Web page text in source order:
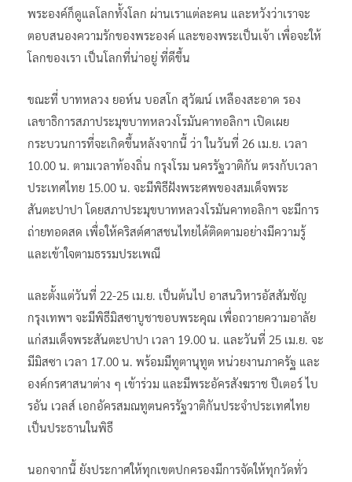
พระองค์ก็ดูแลโลกทั้งโลก ผ่านเราแต่ละคน และหวังว่าเราจะ
ตอบสนองความรักของพระองค์ และของพระเป็นเจ้า เพื่อจะให้
โลกของเรา เป็นโลกที่น่าอยู่ ที่ดีขึ้น
ขณะที่ บาทหลวง ยอห์น บอสโก สุวัฒน์ เหลืองสะอาด รอง
เลขาธิการสภาประมุขบาทหลวงโรมันคาทอลิกฯ เปิดเผย
กระบวนการที่จะเกิดขึ้นหลังจากนี้ ว่า ในวันที่ 26 เม.ย. เวลา
10.00 น. ตามเวลาท้องถิ่น กรุงโรม นครรัฐวาติกัน ตรงกับเวลา
ประเทศไทย 15.00 น. จะมีพิธีฝังพระศพของสมเด็จพระ
สันตะปาปา โดยสภาประมุขบาทหลวงโรมันคาทอลิกฯ จะมีการ
ถ่ายทอดสด เพื่อให้คริสต์ศาสชนไทยได้ติดตามอย่างมีความรู้
และเข้าใจตามธรรมประเพณี
และตั้งแต่วันที่ 22-25 เม.ย. เป็นต้นไป อาสนวิหารอัสสัมชัญ
กรุงเทพฯ จะมีพิธีมิสซาบูชาขอบพระคุณ เพื่อถวายความอาลัย
แก่สมเด็จพระสันตะปาปา เวลา 19.00 น. และวันที่ 25 เม.ย. จะ
มีมิสซา เวลา 17.00 น. พร้อมมีทูตานุทูต หน่วยงานภาครัฐ และ
องค์กรศาสนาต่าง ๆ เข้าร่วม และมีพระอัครสังฆราช ปีเตอร์ ไบ
รอัน เวลส์ เอกอัครสมณทูตนครรัฐวาติกันประจำประเทศไทย
เป็นประธานในพิธี
นอกจากนี้ ยังประกาศให้ทุกเขตปกครองมีการจัดให้ทุกวัดทั่ว